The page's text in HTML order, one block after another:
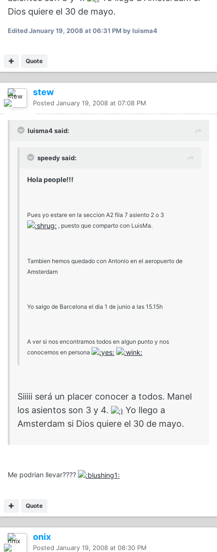
Dios quiere el 30 de mayo.
EditedJanuary 19, 2008 at 06:31 PM by luisma4
Quote
stew
Posted January 19, 2008 at 07:08 PM
luisma4 said:
speedy said:
Hola people!!!
Pues yo estare en la seccion A2 fila 7 asiento 2 o 3
, puesto que comparto con LuisMa.
Tambien hemos quedado con Antonio en el aeropuerto de
Amsterdam
Yo salgo de Barcelona el dia 1 de junio a las 15.15h
A ver si nos encontramos todos en algun punto y nos
conocemos en persona
Siiiii será un placer conocer a todos. Manel
los asientos son 3 y 4.
Yo llego a
Amsterdam si Dios quiere el 30 de mayo.
Me podrian llevar????
Quote
onix
Posted January 19, 2008 at 08:30 PM